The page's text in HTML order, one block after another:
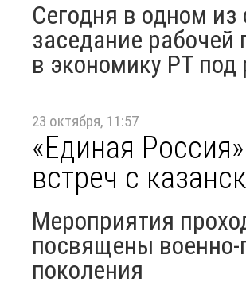
Сегодня в одном
заседание
в экономику РТ
23 октября, 11:57
«Единая
встреч с
Мероприятия
посвящены
поколения